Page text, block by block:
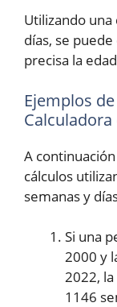
Utilizando una
días, se
precisa la
Ejemplos
Calculadora
A
cálculos
semanas y
Si una
2000 y
2022,
1146